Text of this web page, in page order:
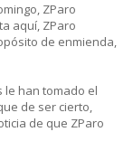
ZParo
aquí, ZParo
de enmienda,
le han tomado el
de ser cierto,
de que ZParo